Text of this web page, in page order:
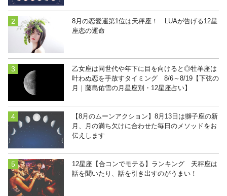
8月の恋愛運第1位は天秤座！ LUAが告げる12星
座恋の運命
乙女座は同世代や年下に目を向けると◎牡羊座は
叶わぬ恋を手放すタイミング 8/6～8/19【下弦の
月｜藤島佑雪の月星座別・12星座占い】
【8月のムーンアクション】8月13日は獅子座の新
月、月の満ち欠けに合わせた毎日のメソッドをお
伝えします
12星座【合コンでモテる】ランキング 天秤座は
話を聞いたり、話を引き出すのがうまい！